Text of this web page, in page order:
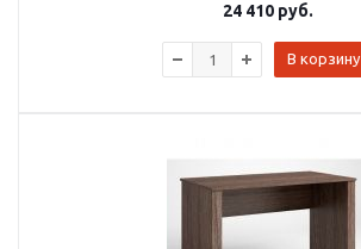
24 410руб.
В корзину